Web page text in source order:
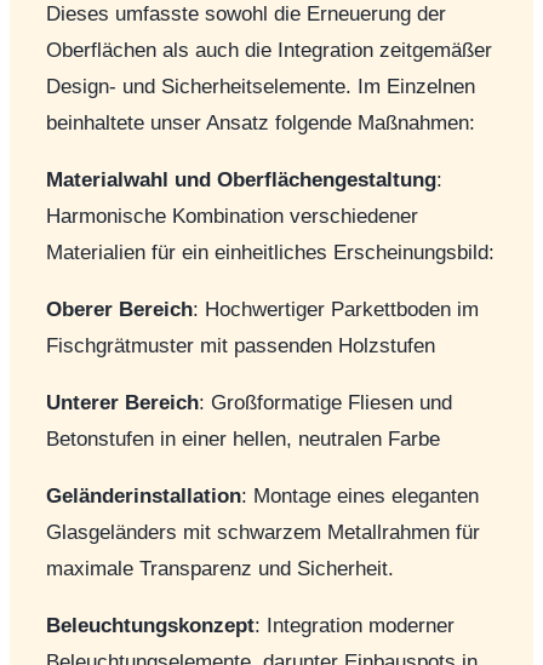
Dieses umfasste sowohl die Erneuerung der
Oberflächen als auch die Integration zeitgemäßer
Design- und Sicherheitselemente. Im Einzelnen
beinhaltete unser Ansatz folgende Maßnahmen:
Materialwahl und Oberflächengestaltung:
Harmonische Kombination verschiedener
Materialien für ein einheitliches Erscheinungsbild:
Oberer Bereich: Hochwertiger Parkettboden im
Fischgrätmuster mit passenden Holzstufen
Unterer Bereich: Großformatige Fliesen und
Betonstufen in einer hellen, neutralen Farbe
Geländerinstallation: Montage eines eleganten
Glasgeländers mit schwarzem Metallrahmen für
maximale Transparenz und Sicherheit.
Beleuchtungskonzept: Integration moderner